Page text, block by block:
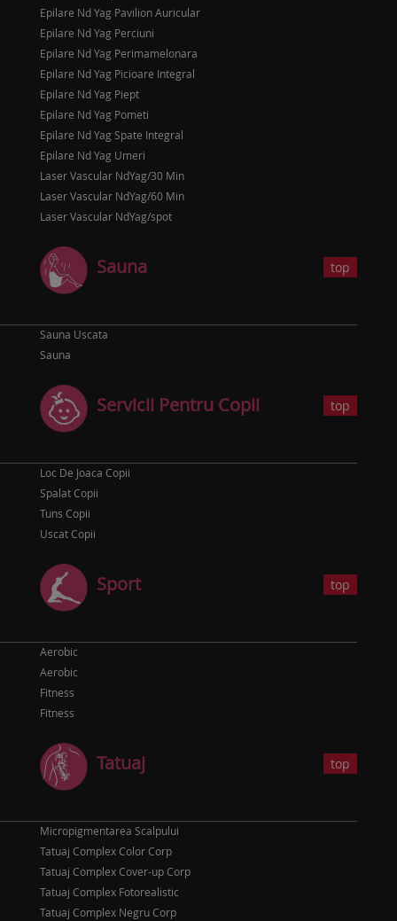
Epilare Nd Yag Pavilion Auricular
Epilare Nd Yag Perciuni
Epilare Nd Yag Perimamelonara
Epilare Nd Yag Picioare Integral
Epilare Nd Yag Piept
Epilare Nd Yag Pometi
Epilare Nd Yag Spate Integral
Epilare Nd Yag Umeri
Laser Vascular NdYag/30 Min
Laser Vascular NdYag/60 Min
Laser Vascular NdYag/spot
top
Sauna
Sauna Uscata
Sauna
top
Servicii Pentru Copii
Loc De Joaca Copii
Spalat Copii
Tuns Copii
Uscat Copii
top
Sport
Aerobic
Aerobic
Fitness
Fitness
top
Tatuaj
Micropigmentarea Scalpului
Tatuaj Complex Color Corp
Tatuaj Complex Cover-up Corp
Tatuaj Complex Fotorealistic
Tatuaj Complex Negru Corp